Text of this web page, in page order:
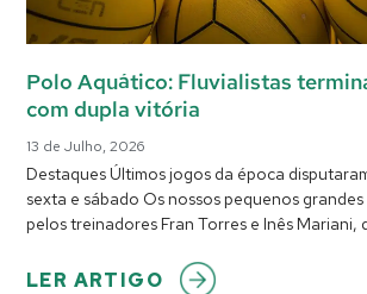
Polo Aquático: Fluvialistas
com dupla vitória
13 de Julho, 2026
Destaques Últimos jogos da época
sexta e sábado Os nossos pequenos
pelos treinadores Fran Torres e Inês Mariani,
LER ARTIGO